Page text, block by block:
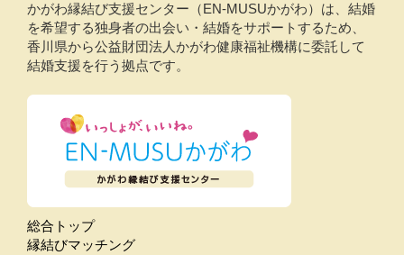
かがわ縁結び支援センター（EN-MUSUかがわ）は、結婚
を希望する独身者の出会い・結婚をサポートするため、
香川県から公益財団法人かがわ健康福祉機構に委託して
結婚支援を行う拠点です。
総合トップ
縁結びマッチング